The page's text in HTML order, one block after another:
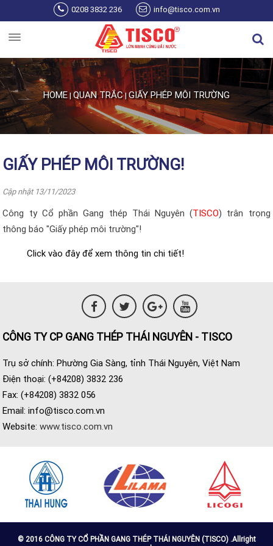
Skip to main content0208 3832 236 info@tisco.com.vn
You are here
HOME|QUAN TRẮC|GIẤY PHÉP MÔI TRƯỜNG
GIẤY PHÉP MÔI TRƯỜNG!
Cập nhật 13/11/2023
Công ty Cổ phần Gang thép Thái Nguyên (TISCO) trân trọng
thông báo "Giấy phép môi trường"!
Click vào đây để xem thông tin chi tiết!
CÔNG TY CP GANG THÉP THÁI NGUYÊN - TISCO
Trụ sở chính: Phường Gia Sàng, tỉnh Thái Nguyên, Việt Nam
Điện thoại: (+84208) 3832 236
Fax: (+84208) 3832 056
Email: info@tisco.com.vn
Website: www.tisco.com.vn
© 2016 CÔNG TY CỔ PHẦN GANG THÉP THÁI NGUYÊN (TISCO) .Allright